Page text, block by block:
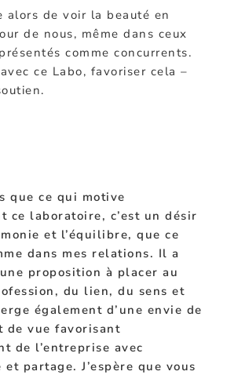
alors de voir la beauté en
de nous, même dans ceux
comme concurrents.
ce Labo, favoriser cela –
que ce qui motive
ce laboratoire, c’est un désir
et l’équilibre, que ce
dans mes relations. Il a
proposition à placer au
du lien, du sens et
également d’une envie de
de vue favorisant
de l’entreprise avec
partage. J’espère que vous